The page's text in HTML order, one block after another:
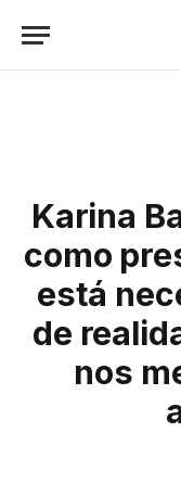
Karina
como
está
de
nos